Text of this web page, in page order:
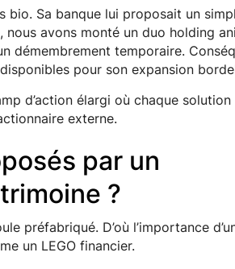
bio. Sa banque lui proposait un
avons monté un duo holding
démembrement temporaire.
pour son expansion
d’action élargi où chaque
externe.
par un
?
préfabriqué. D’où l’importance
un LEGO financier.